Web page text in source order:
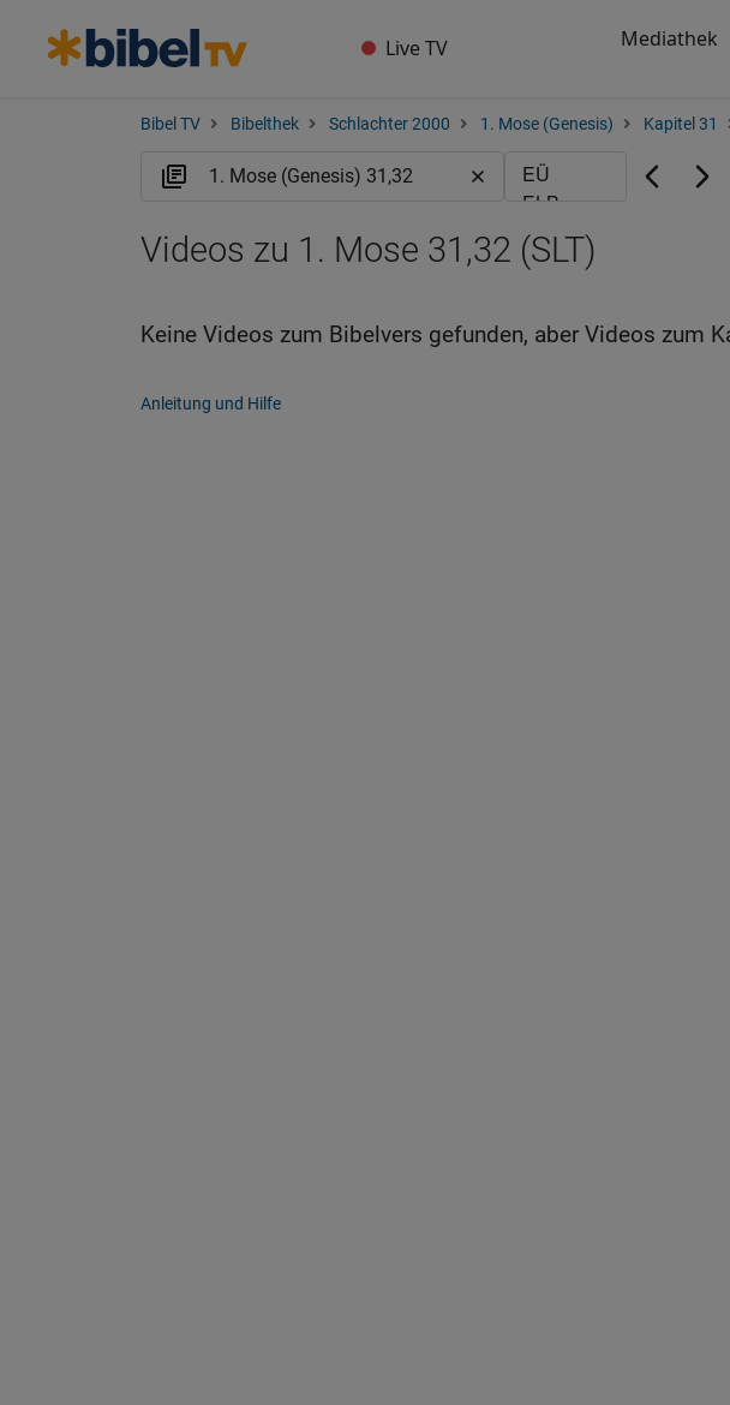
Live TV Mediathek
Bibel TV Bibelthek Schlachter 2000 1. Mose (Genesis) Kapitel 31
Videos zu 1. Mose 31,32 (SLT)
Keine Videos zum Bibelvers gefunden, aber Videos zum
Anleitung und Hilfe